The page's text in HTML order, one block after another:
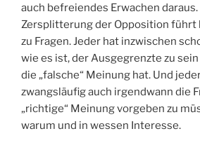
auch befreiendes Erwachen
Zersplitterung der Opposition führt
zu Fragen. Jeder hat inzwischen
wie es ist, der Ausgegrenzte zu
die „falsche“ Meinung hat. Und
zwangsläufig auch irgendwann die
„richtige“ Meinung vorgeben zu
warum und in wessen Interesse.